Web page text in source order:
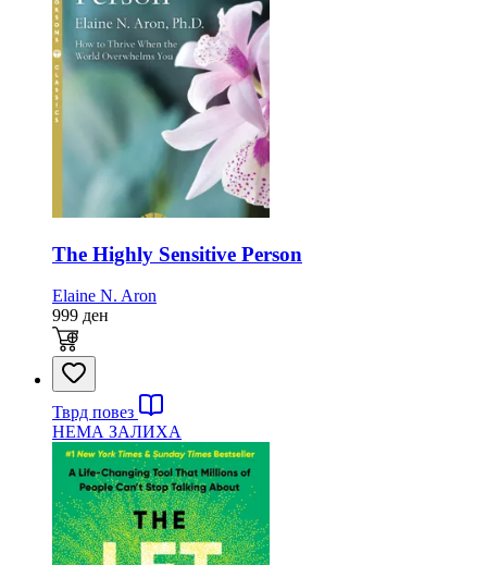
The Highly Sensitive Person
Elaine N. Aron
999 ден
Тврд повез
НЕМА ЗАЛИХА